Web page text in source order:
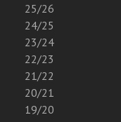
25/26
24/25
23/24
22/23
21/22
20/21
19/20